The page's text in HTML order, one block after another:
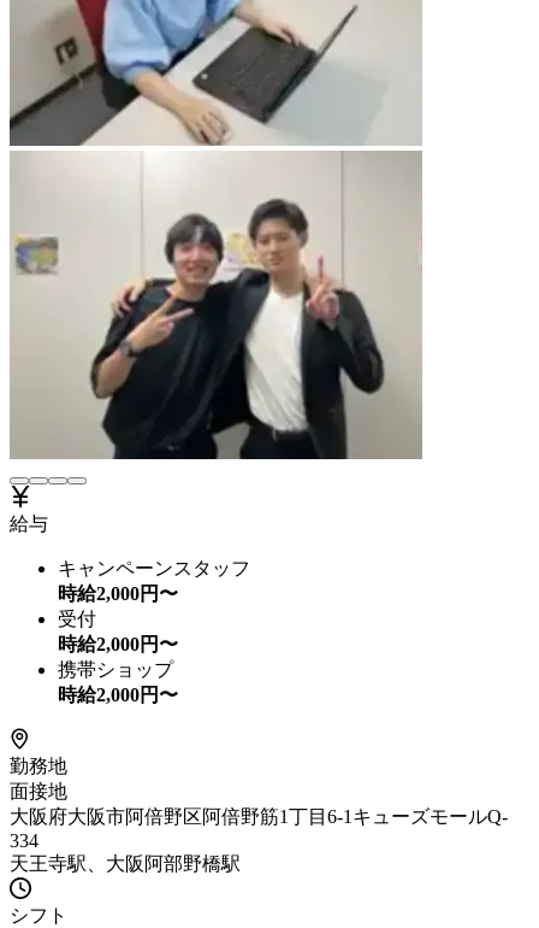
給与
キャンペーンスタッフ
時給2,000円〜
受付
時給2,000円〜
携帯ショップ
時給2,000円〜
勤務地
面接地
大阪府大阪市阿倍野区阿倍野筋1丁目6-1キューズモールQ-
334
天王寺駅、大阪阿部野橋駅
シフト